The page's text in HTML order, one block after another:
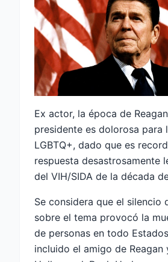
Ex actor, la época de
presidente es dolorosa para
LGBTQ+, dado que es
respuesta desastrosamente
del VIH/SIDA de la década
Se considera que el silencio
sobre el tema provocó la
de personas en todo
incluido el amigo de